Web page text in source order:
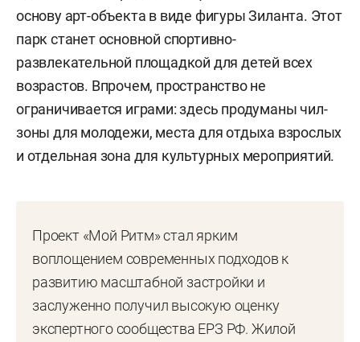
основу арт-объекта в виде фигуры Зиланта. Этот
парк станет основной спортивно-
развлекательной площадкой для детей всех
возрастов. Впрочем, пространство не
ограничивается играми: здесь продуманы чил-
зоны для молодежи, места для отдыха взрослых
и отдельная зона для культурных мероприятий.
Проект «Мой Ритм» стал ярким
воплощением современных подходов к
развитию масштабной застройки и
заслуженно получил высокую оценку
экспертного сообщества ЕРЗ РФ. Жилой